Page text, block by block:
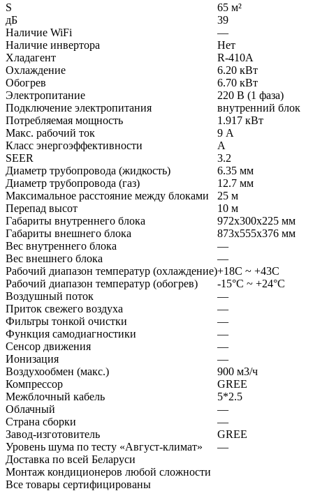
S
65 м²
дБ
39
Наличие WiFi
—
Наличие инвертора
Нет
Хладагент
R-410A
Охлаждение
6.20 кВт
Обогрев
6.70 кВт
Электропитание
220 В (1 фаза)
Подключение электропитания
внутренний блок
Потребляемая мощность
1.917 кВт
Макс. рабочий ток
9 А
Класс энергоэффективности
A
SEER
3.2
Диаметр трубопровода (жидкость)
6.35 мм
Диаметр трубопровода (газ)
12.7 мм
Максимальное расстояние между блоками
25 м
Перепад высот
10 м
Габариты внутреннего блока
972x300x225 мм
Габариты внешнего блока
873x555x376 мм
Вес внутреннего блока
—
Вес внешнего блока
—
Рабочий диапазон температур (охлаждение)+18C ~ +43C
Рабочий диапазон температур (обогрев)
-15°С ~ +24°С
Воздушный поток
—
Приток свежего воздуха
—
Фильтры тонкой очистки
—
Функция самодиагностики
—
Сенсор движения
—
Ионизация
—
Воздухообмен (макс.)
900 м3/ч
Компрессор
GREE
Межблочный кабель
5*2.5
Облачный
—
Страна сборки
—
Завод-изготовитель
GREE
Уровень шума по тесту «Август-климат»
—
Доставка по всей Беларуси
Монтаж кондиционеров любой сложности
Все товары сертифицированы